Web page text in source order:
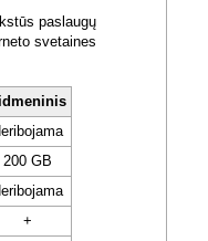
paslaugų
svetaines
200 GB
+